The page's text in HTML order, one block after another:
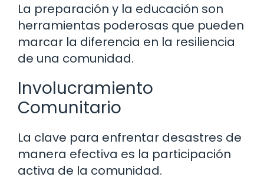
La preparación y la educación son
herramientas poderosas que pueden
marcar la diferencia en la resiliencia
de una comunidad.
Involucramiento
Comunitario
La clave para enfrentar desastres de
manera efectiva es la participación
activa de la comunidad.